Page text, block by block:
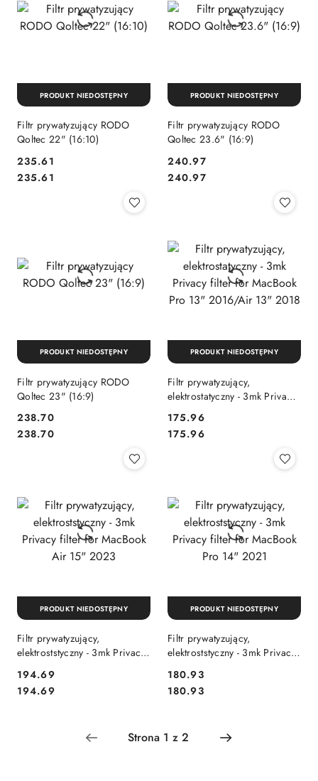
Filtr prywatyzujący RODO
Qoltec 22" (16:10)
Cena:
235.61
Cena:
235.61
PRODUKT NIEDOSTĘPNY
Filtr prywatyzujący RODO
Qoltec 23.6" (16:9)
Cena:
240.97
Cena:
240.97
PRODUKT NIEDOSTĘPNY
Filtr prywatyzujący RODO
Qoltec 23" (16:9)
Cena:
238.70
Cena:
238.70
PRODUKT NIEDOSTĘPNY
Filtr prywatyzujący,
elektrostatyczny - 3mk Privacy
2016/Air 13" 2018
Cena:
175.96
Cena:
175.96
PRODUKT NIEDOSTĘPNY
Filtr prywatyzujący,
elektroststyczny - 3mk Privacy
2023
Cena:
194.69
Cena:
194.69
PRODUKT NIEDOSTĘPNY
Filtr prywatyzujący,
elektroststyczny - 3mk Privacy
2021
Cena:
180.93
Cena:
180.93
PRODUKT NIEDOSTĘPNY